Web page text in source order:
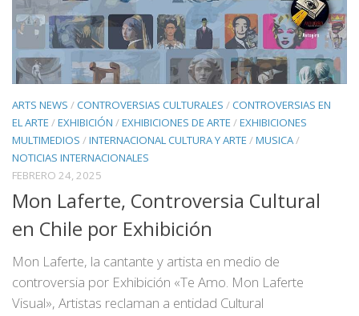
ARTS NEWS /CONTROVERSIAS CULTURALES /CONTROVERSIAS EN
EL ARTE /EXHIBICIÓN /EXHIBICIONES DE ARTE /EXHIBICIONES
MULTIMEDIOS /INTERNACIONAL CULTURA Y ARTE /MUSICA/
NOTICIAS INTERNACIONALES
FEBRERO 24, 2025
Mon Laferte, Controversia Cultural
en Chile por Exhibición
Mon Laferte, la cantante y artista en medio de
controversia por Exhibición «Te Amo. Mon Laferte
Visual», Artistas reclaman a entidad Cultural